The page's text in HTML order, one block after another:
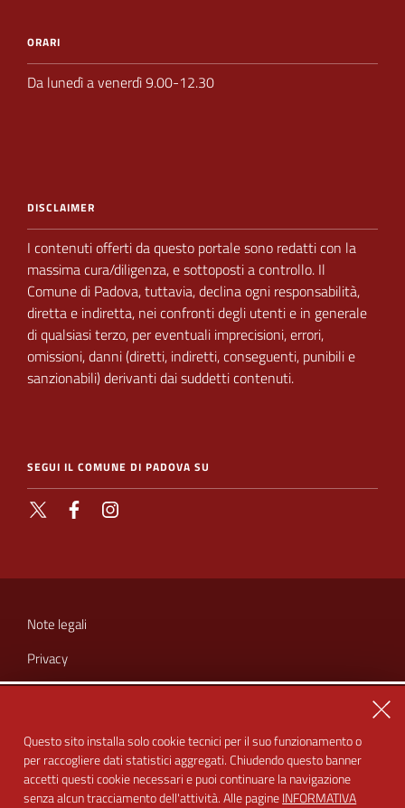
ORARI
Da lunedì a venerdì 9.00-12.30
DISCLAIMER
I contenuti offerti da questo portale sono redatti con la
massima cura/diligenza, e sottoposti acontrollo. Il
Comune di Padova,tuttavia, declina ogni responsabilità,
diretta e indiretta, neiconfronti degli utenti e in generale
di qualsiasi terzo, per eventuali imprecisioni, errori,
omissioni, danni (diretti, indiretti, conseguenti, punibili e
sanzionabili) derivanti dai suddetti contenuti.
SEGUI IL COMUNE DI PADOVA SU
Facebook
UTILI
Note legali
Privacy
Cookie
Dichiarazione di accessibilità
Feedback accessibilità
Questo sito installa solo cookie tecnici per il suo funzionamento o
per raccogliere dati statistici aggregati. Chiudendo questo banner
accetti questi cookie necessari e puoi continuare la navigazione
senza alcun tracciamento dell'attività. Alle pagineINFORMATIVA